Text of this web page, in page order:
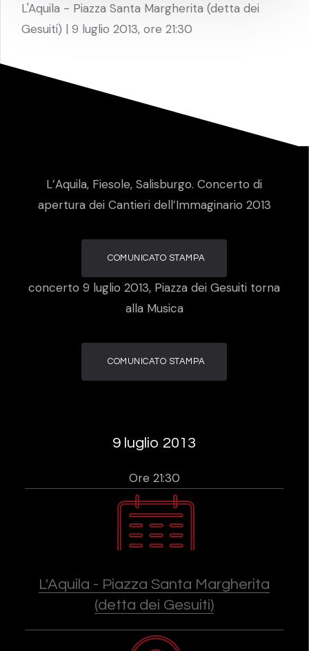
L'Aquila - Piazza Santa Margherita (detta dei
Gesuiti) | 9 luglio 2013, ore 21:30
L’Aquila, Fiesole, Salisburgo. Concerto di
apertura dei Cantieri dell’Immaginario 2013
COMUNICATO STAMPA
concerto 9 luglio 2013, Piazza dei Gesuiti torna
alla Musica
COMUNICATO STAMPA
9 luglio 2013
Ore 21:30
L'Aquila - Piazza Santa Margherita
(detta dei Gesuiti)